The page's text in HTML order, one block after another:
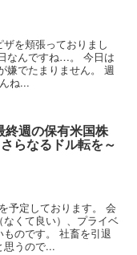
を頬張っておりまし
なんですね…。 今日は
嫌でたまりません。 週
ね...
終週の保有米国株
らなるドル転を～
予定しております。 会
くて良い）、プライベ
のです。 社畜を引退
思うので...